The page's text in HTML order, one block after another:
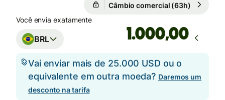
Câmbio comercial (63h)
Você envia exatamente
BRL ,00
Vai enviar mais de 25.000 USD ou o
equivalente em outra moeda? Daremos um
desconto na tarifa